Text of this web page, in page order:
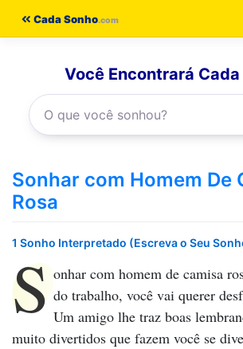
Cada Sonho
Você Encontrará Cada
Sonhar com Homem De
Rosa
1 Sonho Interpretado (Escreva o Seu
S onhar com homem de camisa
do trabalho, você vai querer
Um amigo lhe traz boas
muito divertidos que fazem você se